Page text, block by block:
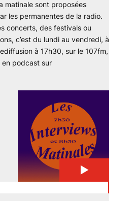
matinale sont proposées
les permanentes de la radio.
concerts, des festivals ou
c’est du lundi au vendredi, à
à 17h30, sur le 107fm,
podcast sur
▶